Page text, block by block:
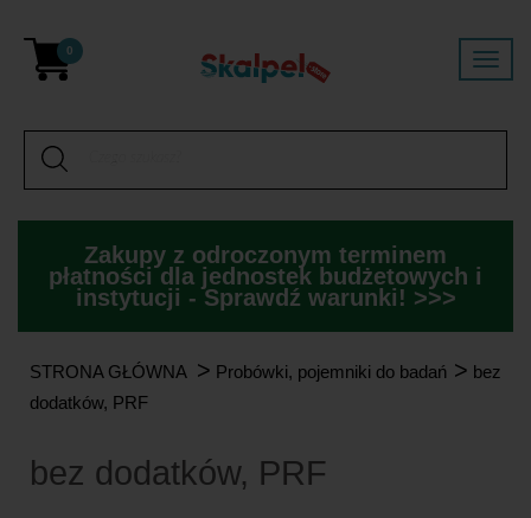
0
Zakupy z odroczonym terminem
płatności dla jednostek budżetowych i
instytucji - Sprawdź warunki! >>>
STRONA GŁÓWNA > Probówki, pojemniki do badań > bez
dodatków, PRF
bez dodatków, PRF